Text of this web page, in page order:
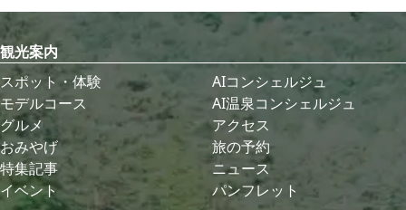
観光案内
スポット・体験
モデルコース
グルメ
おみやげ
特集記事
イベント
AIコンシェルジュ
AI温泉コンシェルジュ
アクセス
旅の予約
ニュース
パンフレット